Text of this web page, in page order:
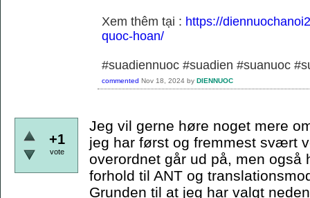
Xem thêm tại : https://
quoc-hoan/
#suadiennuoc #suadien #suanuoc
commented Nov 18, 2024 by DIENNUOC
+1
vote
Jeg vil gerne høre noget mere
jeg har først og fremmest svært
overordnet går ud på, men også
forhold til ANT og
Grunden til at jeg har valgt